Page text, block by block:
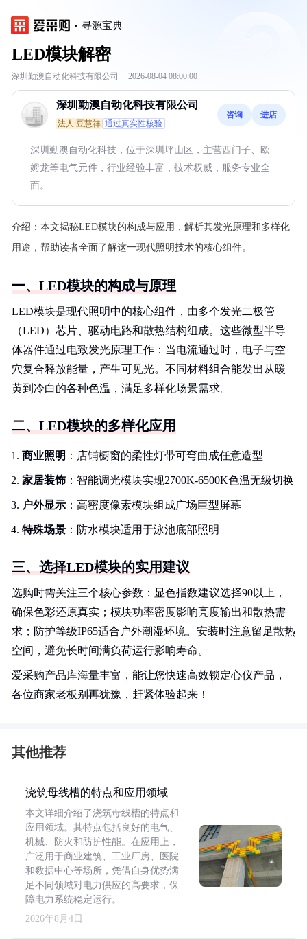
寻源宝典
LED模块解密
深圳勤澳自动化科技有限公司 · 2026-08-04 08:00:00
深圳勤澳自动化科技有限公司
法人:豆慧祥 通过真实性核验
咨询 进店
深圳勤澳自动化科技，位于深圳坪山区，主营西门子、欧
姆龙等电气元件，行业经验丰富，技术权威，服务专业全
面。
介绍： 本文揭秘LED模块的构成与应用，解析其发光原理和多样化
用途，帮助读者全面了解这一现代照明技术的核心组件。
一、LED模块的构成与原理
LED模块是现代照明中的核心组件，由多个发光二极管
（LED）芯片、驱动电路和散热结构组成。这些微型半导
体器件通过电致发光原理工作：当电流通过时，电子与空
穴复合释放能量，产生可见光。不同材料组合能发出从暖
黄到冷白的各种色温，满足多样化场景需求。
二、LED模块的多样化应用
商业照明 ：店铺橱窗的柔性灯带可弯曲成任意造型
家居装饰 ：智能调光模块实现2700K-6500K色温无级切换
户外显示 ：高密度像素模块组成广场巨型屏幕
特殊场景 ：防水模块适用于泳池底部照明
三、选择LED模块的实用建议
选购时需关注三个核心参数：显色指数建议选择90以上，
确保色彩还原真实；模块功率密度影响亮度输出和散热需
求；防护等级IP65适合户外潮湿环境。安装时注意留足散热
空间，避免长时间满负荷运行影响寿命。
爱采购产品库海量丰富，能让您快速高效锁定心仪产品，
各位商家老板别再犹豫，赶紧体验起来！
其他推荐
浇筑母线槽的特点和应用领域
本文详细介绍了浇筑母线槽的特点和
应用领域。其特点包括良好的电气、
机械、防火和防护性能。在应用上，
广泛用于商业建筑、工业厂房、医院
和数据中心等场所，凭借自身优势满
足不同领域对电力供应的高要求，保
障电力系统稳定运行。
2026年8月4日